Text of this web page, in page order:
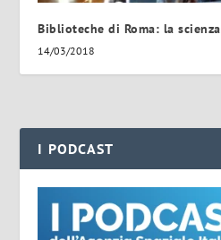
Biblioteche di Roma: la
14/03/2018
I PODCAST